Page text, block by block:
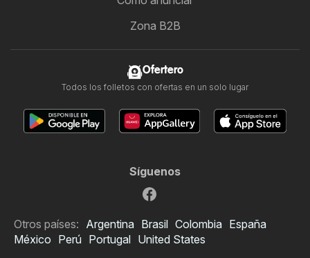
Zona B2B
Ofertero
Todos los folletos con ofertas en un solo lugar
Síguenos
Otros países: Argentina Brasil Colombia España
México Perú Portugal United States